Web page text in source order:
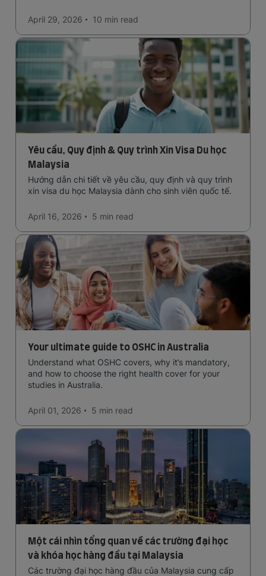
April 29, 2026
10 min read
Yêu cầu, Quy định & Quy trình Xin Visa Du học
Malaysia
Hướng dẫn chi tiết về yêu cầu, quy định và quy trình
xin visa du học Malaysia dành cho sinh viên quốc tế.
April 16, 2026 5 min read
Your ultimate guide to OSHC in Australia
Understand what OSHC covers, why it’s mandatory,
and how to choose the right health cover for your
studies in Australia.
April 01, 2026 5 min read
Một cái nhìn tổng quan về các trường đại học
và khóa học hàng đầu tại Malaysia
Các trường đại học hàng đầu của Malaysia cung cấp